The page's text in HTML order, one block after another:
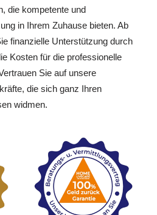
die kompetente und
in Ihrem Zuhause bieten. Ab
finanzielle Unterstützung durch
Kosten für die professionelle
Sie auf unsere
die sich ganz Ihren
widmen.